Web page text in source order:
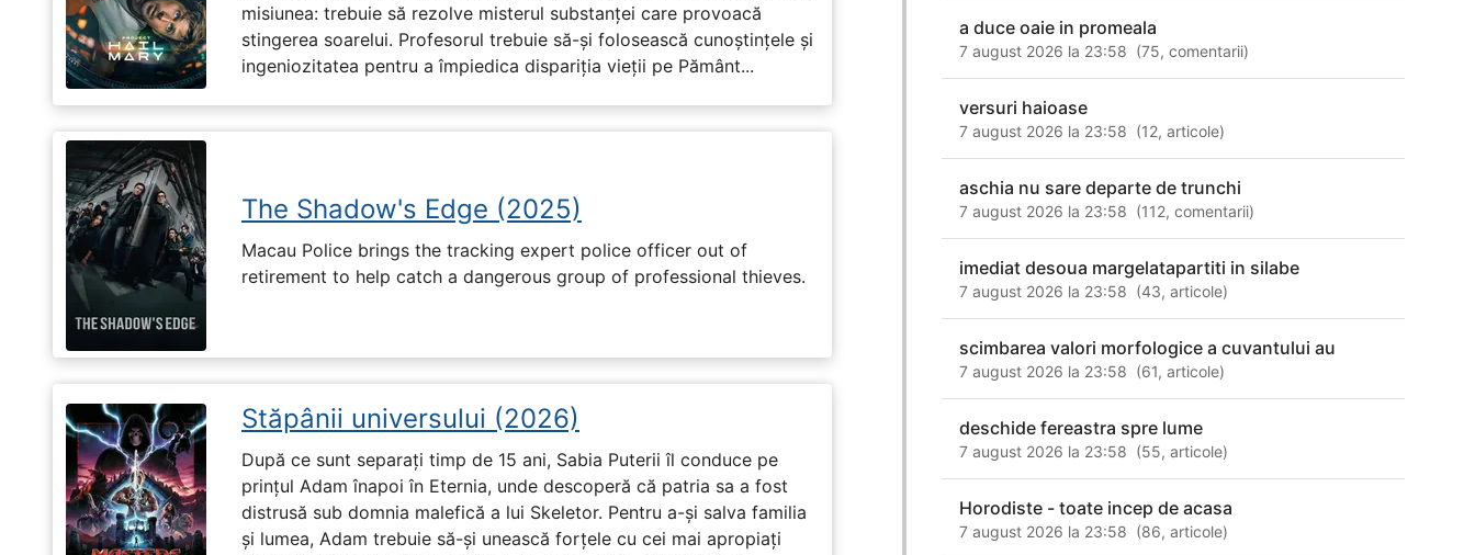
misiunea: trebuie să rezolve misterul substanței care provoacă
stingerea soarelui. Profesorul trebuie să-și folosească cunoștințele și
ingeniozitatea pentru a împiedica dispariția vieții pe Pământ...
The Shadow's Edge (2025)
Macau Police brings the tracking expert police officer out of
retirement to help catch a dangerous group of professional thieves.
Stăpânii universului (2026)
După ce sunt separați timp de 15 ani, Sabia Puterii îl conduce pe
prințul Adam înapoi în Eternia, unde descoperă că patria sa a fost
distrusă sub domnia malefică a lui Skeletor. Pentru a-și salva familia
și lumea, Adam trebuie să-și unească forțele cu cei mai apropiați
a duce oaie in promeala
7 august 2026 la 23:58 (75,comentarii)
versuri haioase
7 august 2026 la 23:58 (12,articole)
aschia nu sare departe de trunchi
7 august 2026 la 23:58 (112,comentarii)
imediat desoua margelatapartiti in silabe
7 august 2026 la 23:58 (43,articole)
scimbarea valori morfologice a cuvantului au
7 august 2026 la 23:58 (61,articole)
deschide fereastra spre lume
7 august 2026 la 23:58 (55,articole)
Horodiste - toate incep de acasa
7 august 2026 la 23:58 (86,articole)